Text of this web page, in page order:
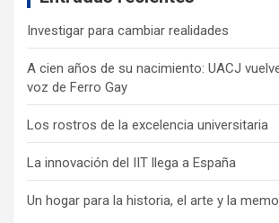
Investigar para cambiar realidades
A cien años de su nacimiento: UACJ
voz de Ferro Gay
Los rostros de la excelencia universitaria
La innovación del IIT llega a España
Un hogar para la historia, el arte y la